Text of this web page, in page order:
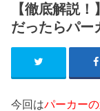
【徹底解説
だったらパー
今回はパーカー